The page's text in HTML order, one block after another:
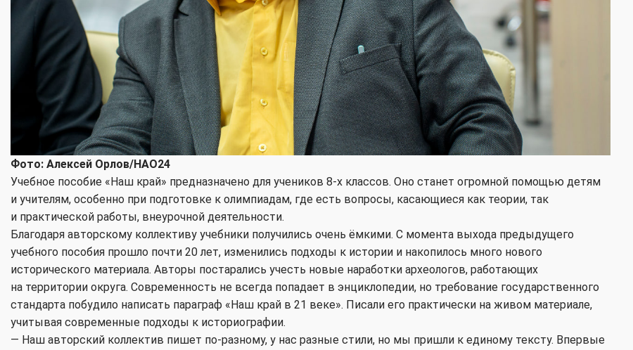
Фото: Алексей Орлов/НАО24
Учебное пособие «Наш край» предназначено для учеников 8-х классов. Оно станет огромной помощью детям
и учителям, особенно при подготовке к олимпиадам, где есть вопросы, касающиеся как теории, так
и практической работы, внеурочной деятельности.
Благодаря авторскому коллективу учебники получились очень ёмкими. С момента выхода предыдущего
учебного пособия прошло почти 20 лет, изменились подходы к истории и накопилось много нового
исторического материала. Авторы постарались учесть новые наработки археологов, работающих
на территории округа. Современность не всегда попадает в энциклопедии, но требование государственного
стандарта побудило написать параграф «Наш край в 21 веке». Писали его практически на живом материале,
учитывая современные подходы к историографии.
— Наш авторский коллектив пишет по-разному, у нас разные стили, но мы пришли к единому тексту. Впервые